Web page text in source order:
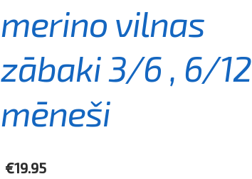
merino vilnas
zābaki 3/6 , 6/12
mēneši
€19.95